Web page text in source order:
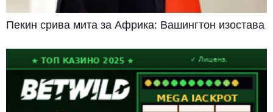
Пекин срива мита за Африка: Вашингтон изостава